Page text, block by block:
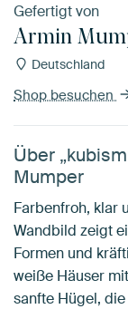
Gefertigt von
Armin
Deutschland
Shop besuchen
Über
Mumper
Farbenfroh, klar
Wandbild zeigt
Formen und
weiße Häuser
sanfte Hügel,